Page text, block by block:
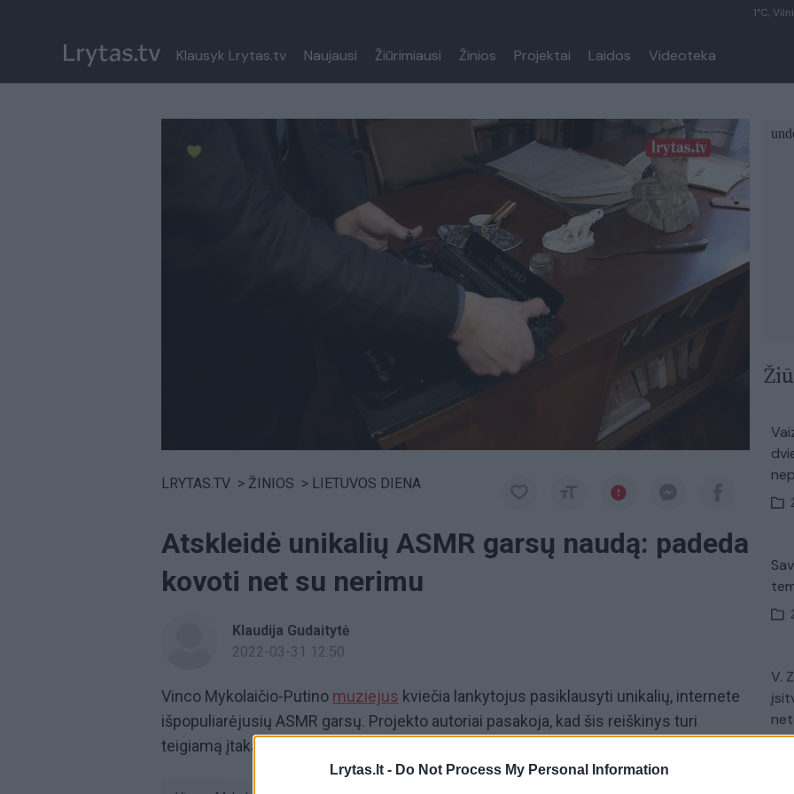
Lrytas.lt - Do Not Process My Personal Information
1°C,
Klausyk Lrytas.tv Naujausi Žiūrimiausi Žinios Projektai Laidos Videoteka
LRYTAS.TV > ŽINIOS > LIETUVOS DIENA
Atskleidė unikalių ASMR garsų naudą: padeda
kovoti net su nerimu
Klaudija Gudaitytė
2022-03-31 12:50
Vinco Mykolaičio-Putino muziejus kviečia lankytojus pasiklausyti unikalių, internete
išpopuliarėjusių ASMR garsų. Projekto autoriai pasakoja, kad šis reiškinys turi
teigiamą įtaką klausytojų psichologinei būsenai.
V.